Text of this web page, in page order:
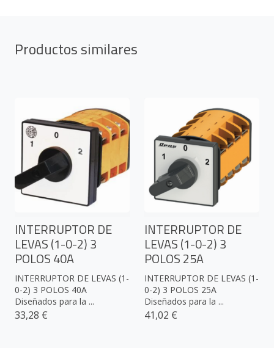
Productos similares
INTERRUPTOR DE
LEVAS (1-0-2) 3
POLOS 40A
INTERRUPTOR DE LEVAS (1-
0-2) 3 POLOS 40A
Diseñados para la ...
33,28 €
INTERRUPTOR DE
LEVAS (1-0-2) 3
POLOS 25A
INTERRUPTOR DE LEVAS (1-
0-2) 3 POLOS 25A
Diseñados para la ...
41,02 €